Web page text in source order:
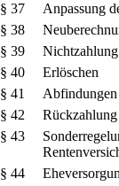
§ 37
Anpassung
§ 38
§ 39
§ 40
Erlöschen
§ 41
Abfindungen
§ 42
§ 43
§ 44